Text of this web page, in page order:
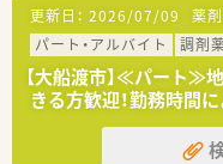
更新日： 2026/07/09 薬
パート・アルバイト
調剤
【大船渡市】≪パート≫
きる方歓迎！勤務時間